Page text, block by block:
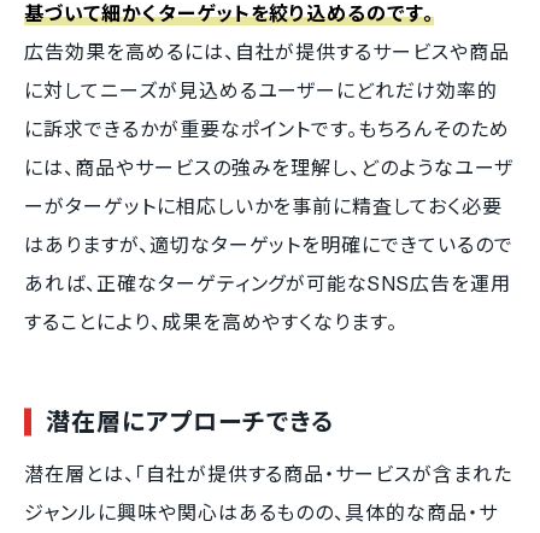
基づいて細かくターゲットを絞り込めるのです。
広告効果を高めるには、自社が提供するサービスや商品
に対してニーズが見込めるユーザーにどれだけ効率的
に訴求できるかが重要なポイントです。もちろんそのため
には、商品やサービスの強みを理解し、どのようなユーザ
ーがターゲットに相応しいかを事前に精査しておく必要
はありますが、適切なターゲットを明確にできているので
あれば、正確なターゲティングが可能なSNS広告を運用
することにより、成果を高めやすくなります。
潜在層にアプローチできる
潜在層とは、「自社が提供する商品・サービスが含まれた
ジャンルに興味や関心はあるものの、具体的な商品・サ